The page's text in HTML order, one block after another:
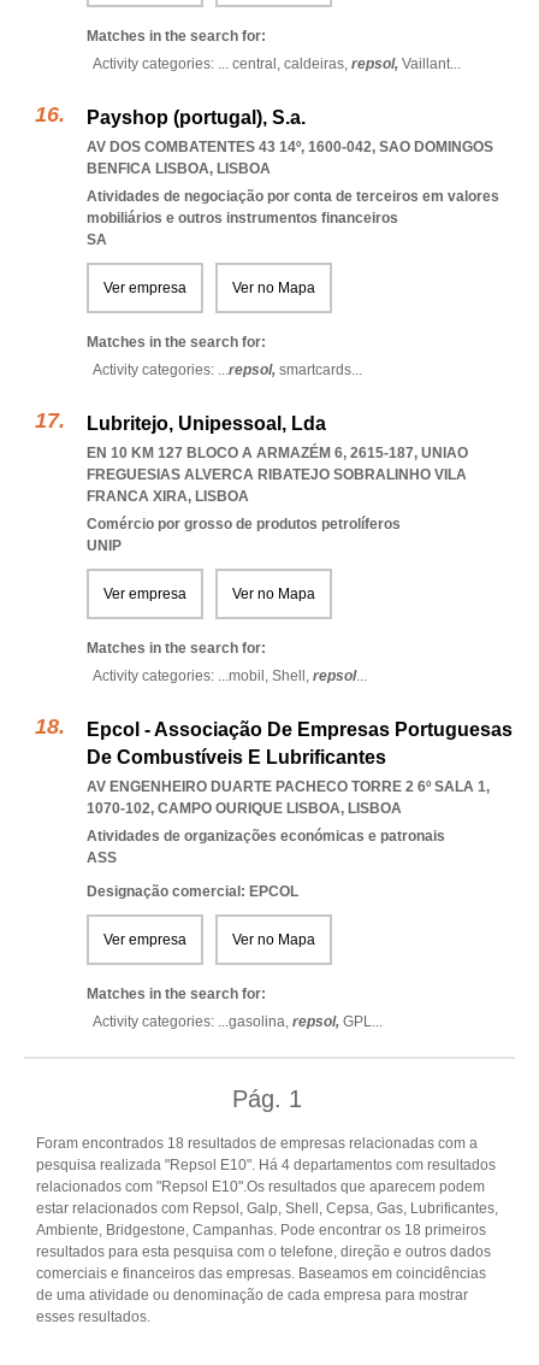
Matches in the search for:
Activity categories: ... central, caldeiras, repsol, Vaillant...
Payshop (portugal), S.a.
AV DOS COMBATENTES 43 14º, 1600-042, SAO DOMINGOS
BENFICA LISBOA, LISBOA
Atividades de negociação por conta de terceiros em valores
mobiliários e outros instrumentos financeiros
SA
Ver empresa Ver no Mapa
Matches in the search for:
Activity categories: ...repsol, smartcards...
Lubritejo, Unipessoal, Lda
EN 10 KM 127 BLOCO A ARMAZÉM 6, 2615-187, UNIAO
FREGUESIAS ALVERCA RIBATEJO SOBRALINHO VILA
FRANCA XIRA, LISBOA
Comércio por grosso de produtos petrolíferos
UNIP
Ver empresa Ver no Mapa
Matches in the search for:
Activity categories: ...mobil, Shell, repsol...
Epcol - Associação De Empresas Portuguesas
De Combustíveis E Lubrificantes
AV ENGENHEIRO DUARTE PACHECO TORRE 2 6º SALA 1,
1070-102, CAMPO OURIQUE LISBOA, LISBOA
Atividades de organizações económicas e patronais
ASS
Designação comercial: EPCOL
Ver empresa Ver no Mapa
Matches in the search for:
Activity categories: ...gasolina, repsol, GPL...
Pág. 1
Foram encontrados 18 resultados de empresas relacionadas com a
pesquisa realizada "Repsol E10". Há 4 departamentos com resultados
relacionados com "Repsol E10".Os resultados que aparecem podem
estar relacionados com Repsol, Galp, Shell, Cepsa, Gas, Lubrificantes,
Ambiente, Bridgestone, Campanhas. Pode encontrar os 18 primeiros
resultados para esta pesquisa com o telefone, direção e outros dados
comerciais e financeiros das empresas. Baseamos em coincidências
de uma atividade ou denominação de cada empresa para mostrar
esses resultados.